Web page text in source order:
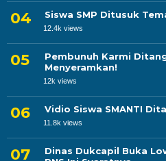
Siswa SMP Ditusuk
12.4k views
Pembunuh Karmi
Menyeramkan!
12k views
Vidio Siswa SMANTI
11.8k views
Dinas Dukcapil Buka